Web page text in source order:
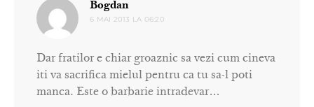
Bogdanspune:
6 MAI 2013 LA 06:20
Dar fratilor e chiar groaznic sa vezi cum cineva
iti va sacrifica mielul pentru ca tu sa-l poti
manca. Este o barbarie intradevar…